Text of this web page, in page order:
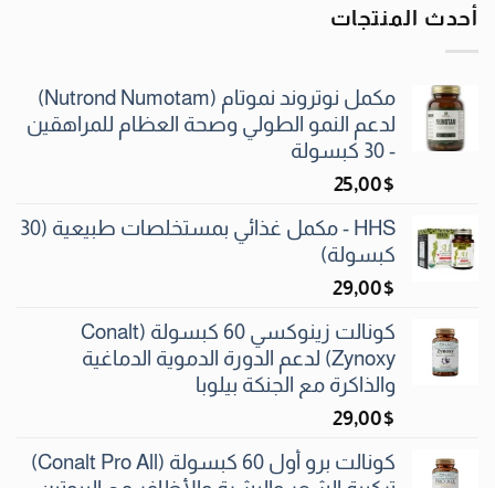
أحدث المنتجات
مكمل نوتروند نموتام (Nutrond Numotam)
لدعم النمو الطولي وصحة العظام للمراهقين
- 30 كبسولة
25٫00$
HHS - مكمل غذائي بمستخلصات طبيعية (30
كبسولة)
29٫00$
كونالت زينوكسي 60 كبسولة (Conalt
Zynoxy) لدعم الدورة الدموية الدماغية
والذاكرة مع الجنكة بيلوبا
29٫00$
كونالت برو أول 60 كبسولة (Conalt Pro All)